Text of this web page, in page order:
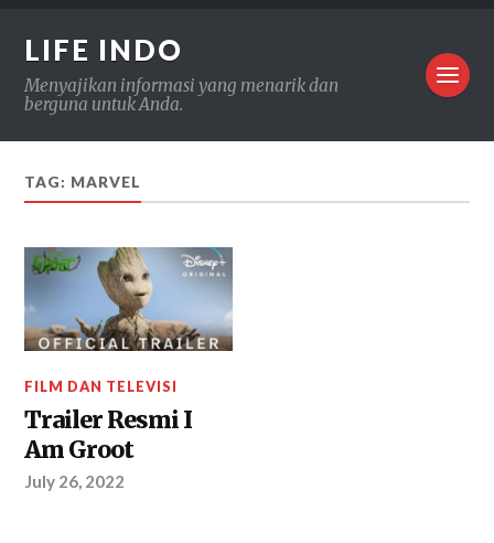
LIFE INDO
Menyajikan informasi yang menarik dan
berguna untuk Anda.
TAG: MARVEL
FILM DAN TELEVISI
Trailer Resmi I
Am Groot
July 26, 2022